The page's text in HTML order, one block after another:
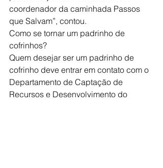
coordenador da caminhada Passos
que Salvam”, contou.
Como se tornar um padrinho de
cofrinhos?
Quem desejar ser um padrinho de
cofrinho deve entrar em contato com o
Departamento de Captação de
Recursos e Desenvolvimento do